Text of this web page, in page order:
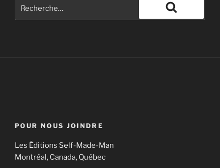
POUR NOUS JOINDRE
Les Éditions Self-Made-Man
Montréal, Canada, Québec